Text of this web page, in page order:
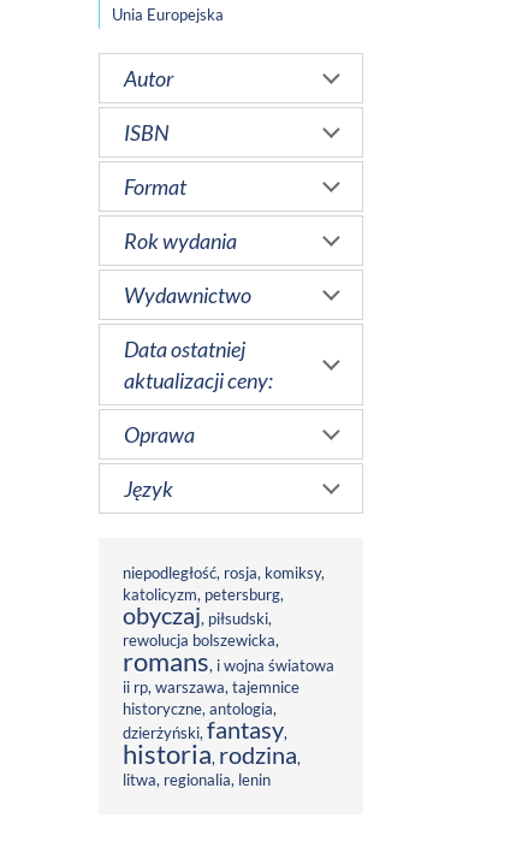
Unia Europejska
Autor
ISBN
Format
Rok wydania
Wydawnictwo
Data ostatniej
aktualizacji ceny:
Oprawa
Język
niepodległość, rosja, komiksy,
katolicyzm, petersburg,
obyczaj, piłsudski,
rewolucja bolszewicka,
romans, i wojna światowa
ii rp,warszawa,tajemnice
historyczne,antologia,
dzierżyński,fantasy,
historia, rodzina,
litwa, regionalia, lenin